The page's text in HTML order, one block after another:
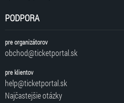
PODPORA
pre organizátorov
obchod@ticketportal.sk
pre klientov
help@ticketportal.sk
Najčastejšie otázky